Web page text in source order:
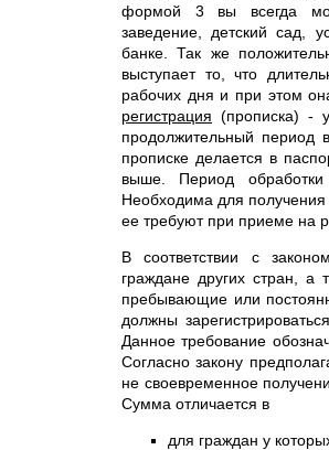
формой 3 вы всегда
заведение, детский сад,
банке. Так же
выступает то, что
рабочих дня и при этом
регистрация (прописка) -
продолжительный
прописке делается в
выше. Период
Необходима для получения
ее требуют при приеме на
В соответствии с
граждане других стран, а
пребывающие или
должны
Данное требование
Согласно закону
не своевременное
Сумма отличается в
для граждан у